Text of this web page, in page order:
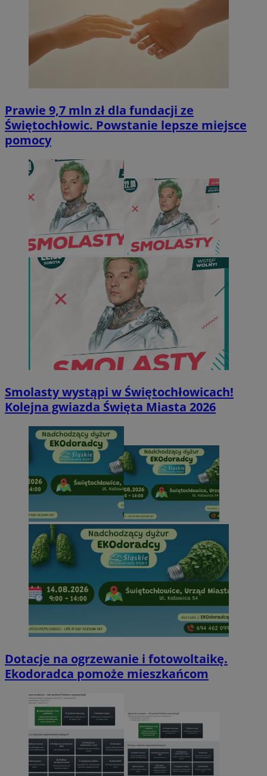
Prawie 9,7 mln zł dla fundacji ze
Świętochłowic. Powstanie lepsze miejsce
pomocy
Smolasty wystąpi w Świętochłowicach!
Kolejna gwiazda Święta Miasta 2026
Dotacje na ogrzewanie i fotowoltaikę.
Ekodoradca pomoże mieszkańcom